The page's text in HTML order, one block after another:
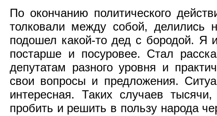
По окончанию политического
толковали между собой, делились
подошел какой-то дед с бородой.
постарше и посуровее. Стал
депутатам разного уровня и
свои вопросы и предложения.
интересная. Таких случаев
пробить и решить в пользу народа